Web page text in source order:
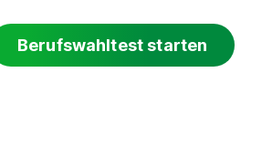
Berufswahltest starten